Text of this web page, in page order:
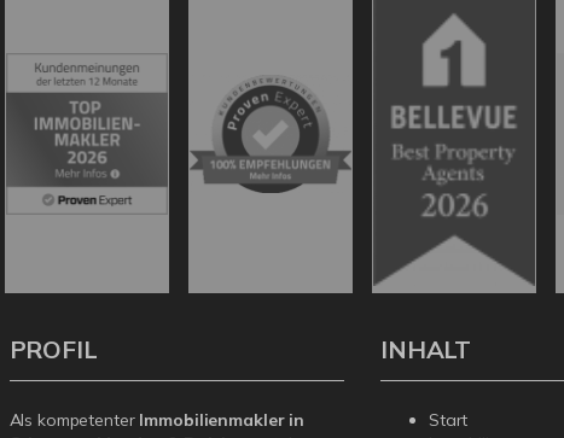
PROFIL
Als kompetenter Immobilienmakler in
INHALT
Start